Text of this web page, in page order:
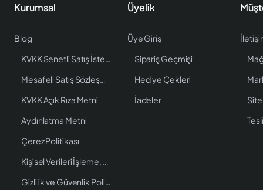
Kurumsal
Blog
KVKK Senetli Satış İstenen Bilgiler
Mesafeli Satış Sözleşmesi
KVKK Açık Rıza Metni
Aydınlatma Metni
Çerez Politikası
Kişisel Verileri İşleme, Saklama ve İmha Politikası
Gizlilik ve Güvenlik Politikası
Üyelik
Üye Giriş
Sipariş Geçmişi
Hediye Çekleri
İadeler
Site